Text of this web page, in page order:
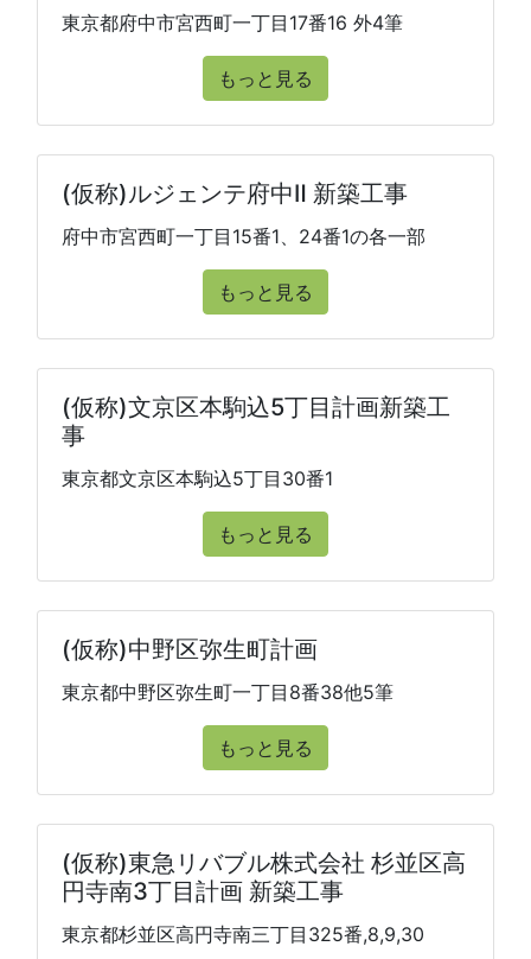
東京都府中市宮西町一丁目17番16 外4筆
もっと見る
(仮称)ルジェンテ府中Ⅱ 新築工事
府中市宮西町一丁目15番1、24番1の各一部
もっと見る
(仮称)文京区本駒込5丁目計画新築工
事
東京都文京区本駒込5丁目30番1
もっと見る
(仮称)中野区弥生町計画
東京都中野区弥生町一丁目8番38他5筆
もっと見る
(仮称)東急リバブル株式会社 杉並区高
円寺南3丁目計画 新築工事
東京都杉並区高円寺南三丁目325番,8,9,30